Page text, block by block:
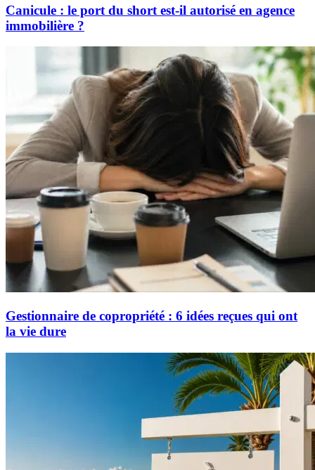
Canicule : le port du short est-il autorisé en agence
immobilière ?
Gestionnaire de copropriété : 6 idées reçues qui ont
la vie dure